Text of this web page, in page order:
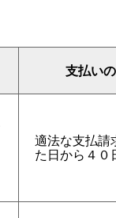
支払い
適法な支払請
た日から４０